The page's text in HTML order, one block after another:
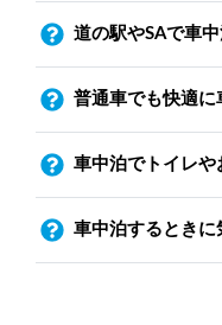
道の駅やSAで車
普通車でも快適に
車中泊でトイレや
車中泊するときに